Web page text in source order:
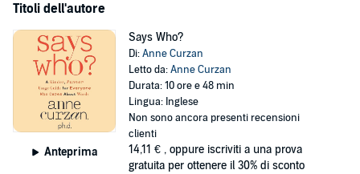
Titoli dell'autore
Anteprima
Says Who?
Di:Anne Curzan
Letto da:Anne Curzan
Durata: 10 ore e 48 min
Lingua: Inglese
Non sono ancora presenti recensioni
clienti
14,11 € , oppure iscriviti a una prova
gratuita per ottenere il 30% di sconto